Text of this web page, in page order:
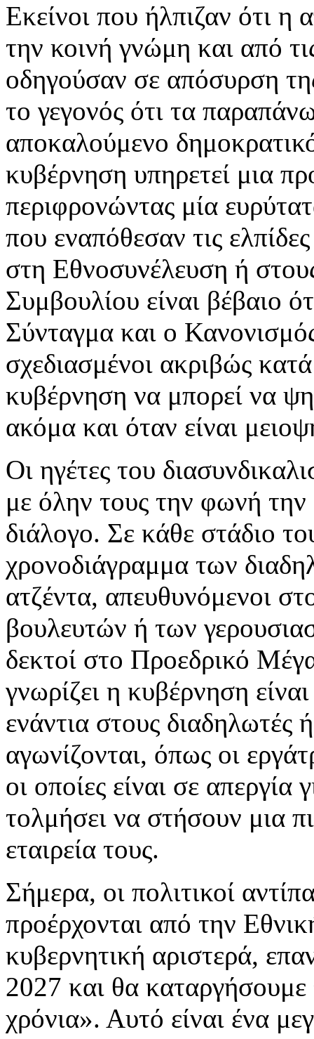
Εκείνοι που ήλπιζαν ότι η
την κοινή γνώμη και από
οδηγούσαν σε απόσυρση
το γεγονός ότι τα
αποκαλούμενο
κυβέρνηση υπηρετεί μια
περιφρονώντας μία
που εναπόθεσαν τις
στη Εθνοσυνέλευση ή
Συμβουλίου είναι βέβαιο
Σύνταγμα και ο
σχεδιασμένοι ακριβώς
κυβέρνηση να μπορεί να
ακόμα και όταν είναι
Οι ηγέτες του
με όλην τους την φωνή
διάλογο. Σε κάθε στάδιο
χρονοδιάγραμμα των
ατζέντα, απευθυνόμενοι
βουλευτών ή των
δεκτοί στο Προεδρικό
γνωρίζει η κυβέρνηση
ενάντια στους διαδηλωτές
αγωνίζονται, όπως οι
οι οποίες είναι σε απεργία
τολμήσει να στήσουν μια
εταιρεία τους.
Σήμερα, οι πολιτικοί
προέρχονται από την
κυβερνητική αριστερά,
2027 και θα
χρόνια». Αυτό είναι ένα